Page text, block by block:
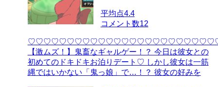
平均点4.4
コメント数12
【激ムズ！】鬼畜なギャルゲー！？ 今日は彼女との
初めてのドキドキお泊りデート♡ しかし彼女は一筋
縄ではいかない「鬼っ娘」で…！？ 彼女の好みを